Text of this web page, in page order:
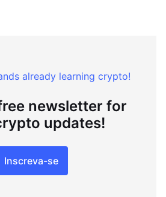
already learning crypto!
newsletter for
updates!
Inscreva-se